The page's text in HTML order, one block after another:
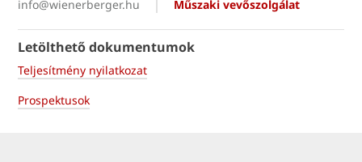
Műszaki vevőszolgálat
info@wienerberger.hu
Letölthető dokumentumok
Teljesítmény nyilatkozat
Prospektusok